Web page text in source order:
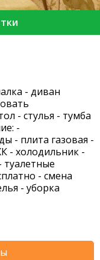
- диван
- стулья - тумба
-
- плита газовая -
- холодильник -
туалетные
- смена
- уборка